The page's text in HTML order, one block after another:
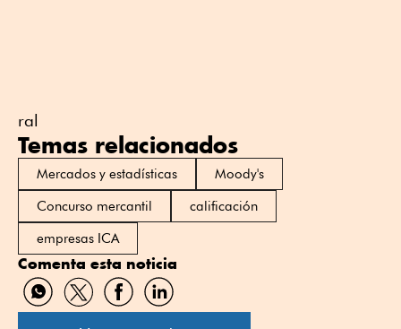
ral
Temas relacionados
Mercados y estadísticas
Moody's
Concurso mercantil
calificación
empresas ICA
Comenta esta noticia
Compartir
por
Compartir
por
Compartir
por
Compartir
por